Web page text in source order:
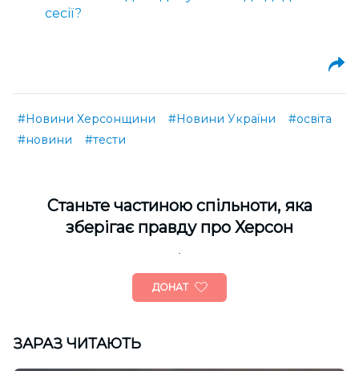
сесії?
#Новини Херсонщини #Новини України
#освіта
#новини
#тести
Cтаньте частиною спільноти, яка
зберігає правду про Херсон
ДОНАТ
ЗАРАЗ ЧИТАЮТЬ